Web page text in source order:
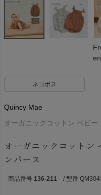
en
ネコポス
Quincy Mae
オーガニックコットン ベビ
オーガニックコットン
ンパース
商品番号 136-211 / 型番